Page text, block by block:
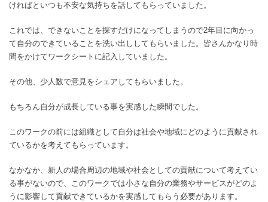
ければといつも不安な気持ちを話してもらっていました。
これでは、できないことを探すだけになってしまうので2年目に向かっ
て自分のできていることを洗い出ししてもらいました。皆さんかなり時
間をかけてワークシートに記入していました。
その他、少人数で意見をシェアしてもらいました。
もちろん自分が成長している事を実感した瞬間でした。
このワークの前には組織として自分は社会や地域にどのように貢献され
ているかを考えてもらっています。
なかなか、新人の場合周辺の地域や社会としての貢献について考えてい
る事がないので、このワークでは小さな自分の業務やサービスがどのよ
うに影響して貢献できているかを実感してもらう必要があります。